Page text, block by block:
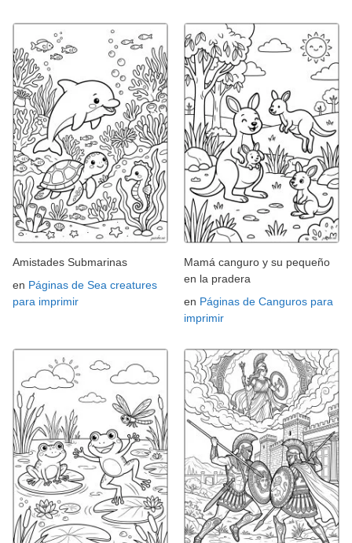
Amistades Submarinas
en Páginas de Sea creatures
para imprimir
Mamá canguro y su pequeño
en la pradera
en Páginas de Canguros para
imprimir